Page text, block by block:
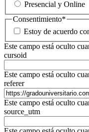
Presencial y Online
Consentimiento*
Estoy de acuerdo
Este campo está oculto
cursoid
Este campo está oculto
referer
Este campo está oculto
source_utm